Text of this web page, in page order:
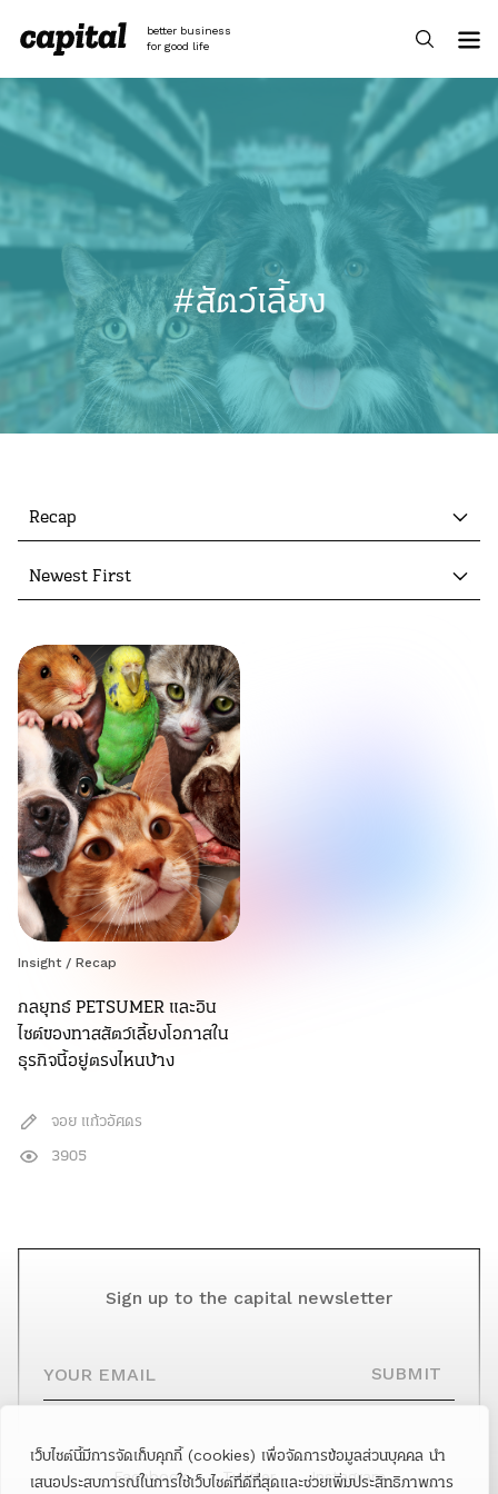
เว็บไซต์นี้มีการจัดเก็บคุกกี้ (cookies) เพื่อจัดการข้อมูลส่วนบุคคล นำ
เสนอประสบการณ์ในการใช้เว็บไซต์ที่ดีที่สุดและช่วยเพิ่มประสิทธิภาพการ
content
better business
for good life
#สัตว์เลี้ยง
Recap
Newest First
Insight / Recap
กลยุทธ์ PETSUMER และอิน
ไซต์ของทาสสัตว์เลี้ยงโอกาสใน
ธุรกิจนี้อยู่ตรงไหนบ้าง
จอย แก้วอัศดร
3905
Sign up to the capital newsletter
SUBMIT
Facebook Twitter Instagram